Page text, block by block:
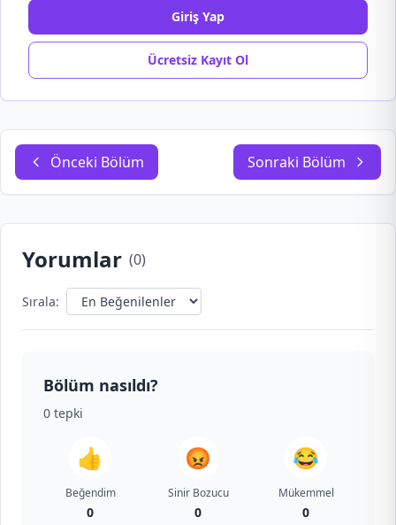
Giriş Yap
Ücretsiz Kayıt Ol
Önceki Bölüm Sonraki Bölüm
Yorumlar (0)
Sırala:
Bölüm nasıldı?
0 tepki
👍
Beğendim
0
😡
Sinir Bozucu
0
😂
Mükemmel
0